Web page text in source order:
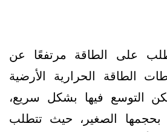
على الطاقة مرتفعًا عن
الطاقة الحرارية الأرضية
التوسع فيها بشكل سريع،
بحجمها الصغير، حيث تتطلب